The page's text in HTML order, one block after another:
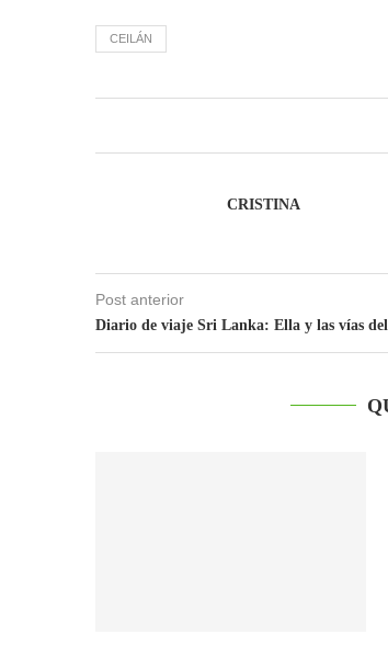
CEILÁN
CRISTINA
Post anterior
Diario de viaje Sri Lanka: Ella y las vías